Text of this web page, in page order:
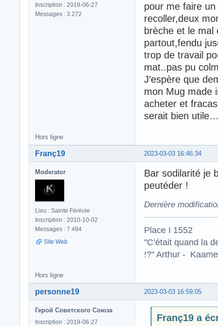
Inscription : 2019-06-27
Messages : 3 272
pour me faire
recoller,deux
brèche et le mal
partout,fendu
trop de travail
mat..pas pu
J’espère que
mon Mug made
acheter et
serait bien
Hors ligne
2023-03-03 16:46:34
Franç19
Moderator
Lieu : Sainte Féréole
Inscription : 2010-10-02
Messages : 7 494
Site Web
Bar sodilarité je
peutéder !
Dernière
Place I 1552
"C’était quand la
!?" Arthur -
Hors ligne
2023-03-03 16:59:05
personne19
Герой Советского Союза
Inscription : 2019-06-27
Franç19 a